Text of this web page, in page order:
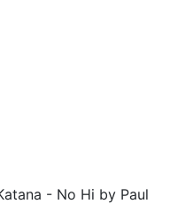
- No Hi by Paul